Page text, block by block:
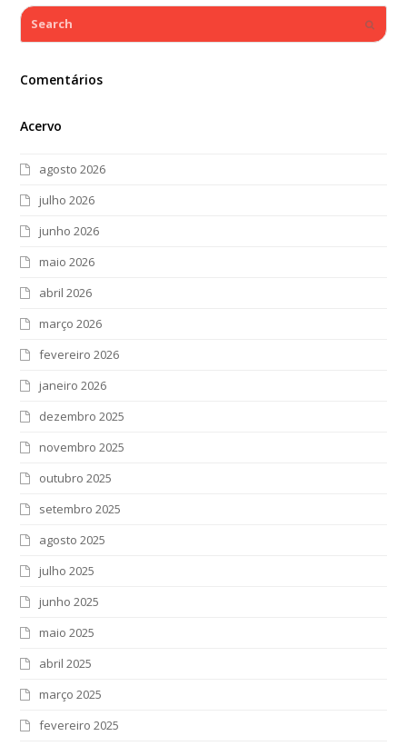
Search
Comentários
Acervo
agosto 2026
julho 2026
junho 2026
maio 2026
abril 2026
março 2026
fevereiro 2026
janeiro 2026
dezembro 2025
novembro 2025
outubro 2025
setembro 2025
agosto 2025
julho 2025
junho 2025
maio 2025
abril 2025
março 2025
fevereiro 2025